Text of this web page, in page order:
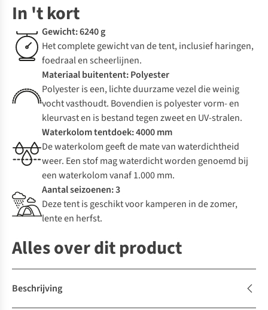
In 't kort
Gewicht: 6240 g
Het complete gewicht van de tent, inclusief haringen,
foedraal en scheerlijnen.
Materiaal buitentent: Polyester
Polyester is een, lichte duurzame vezel die weinig
vocht vasthoudt. Bovendien is polyester vorm- en
kleurvast en is bestand tegen zweet en UV-stralen.
Waterkolom tentdoek: 4000 mm
De waterkolom geeft de mate van waterdichtheid
weer. Een stof mag waterdicht worden genoemd bij
een waterkolom vanaf 1.000 mm.
Aantal seizoenen: 3
Deze tent is geschikt voor kamperen in de zomer,
lente en herfst.
Alles over dit product
Beschrijving